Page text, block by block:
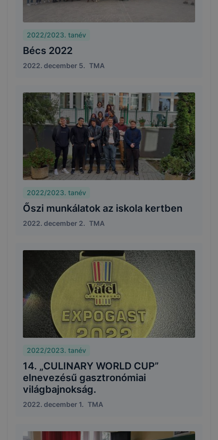
2022/2023. tanév
Bécs 2022
2022. december 5. TMA
2022/2023. tanév
Őszi munkálatok az iskola kertben
2022. december 2. TMA
2022/2023. tanév
14. „CULINARY WORLD CUP”
elnevezésű gasztronómiai
világbajnokság.
2022. december 1. TMA